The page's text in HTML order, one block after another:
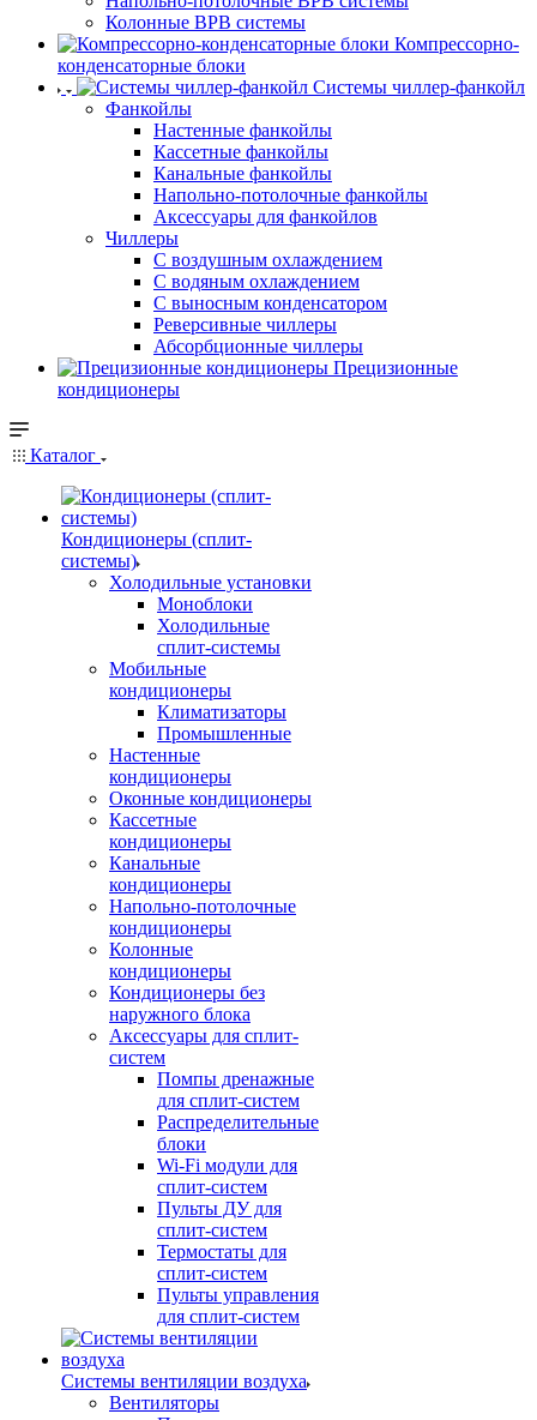
Колонные ВРВ системы
Компрессорно-
конденсаторные блоки
Системы чиллер-фанкойл
Фанкойлы
Настенные фанкойлы
Кассетные фанкойлы
Канальные фанкойлы
Напольно-потолочные фанкойлы
Аксессуары для фанкойлов
Чиллеры
С воздушным охлаждением
С водяным охлаждением
С выносным конденсатором
Реверсивные чиллеры
Абсорбционные чиллеры
Прецизионные
кондиционеры
Каталог
Кондиционеры (сплит-
системы)
Холодильные установки
Моноблоки
Холодильные
сплит-системы
Мобильные
кондиционеры
Климатизаторы
Промышленные
Настенные
кондиционеры
Оконные кондиционеры
Кассетные
кондиционеры
Канальные
кондиционеры
Напольно-потолочные
кондиционеры
Колонные
кондиционеры
Кондиционеры без
наружного блока
Аксессуары для сплит-
систем
Помпы дренажные
для сплит-систем
Распределительные
блоки
Wi-Fi модули для
сплит-систем
Пульты ДУ для
сплит-систем
Термостаты для
сплит-систем
Пульты управления
для сплит-систем
Системы вентиляции воздуха
Вентиляторы